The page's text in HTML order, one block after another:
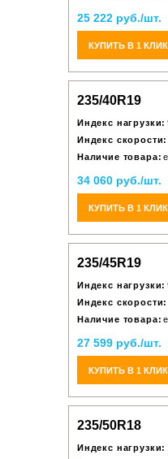
25 222 руб./шт.
КУПИТЬ В 1 КЛИК
235/40R19
Индекс нагрузки:
Индекс скорости:
Наличие товара:
34 060 руб./шт.
КУПИТЬ В 1 КЛИК
235/45R19
Индекс нагрузки:
Индекс скорости:
Наличие товара:
27 599 руб./шт.
КУПИТЬ В 1 КЛИК
235/50R18
Индекс нагрузки: